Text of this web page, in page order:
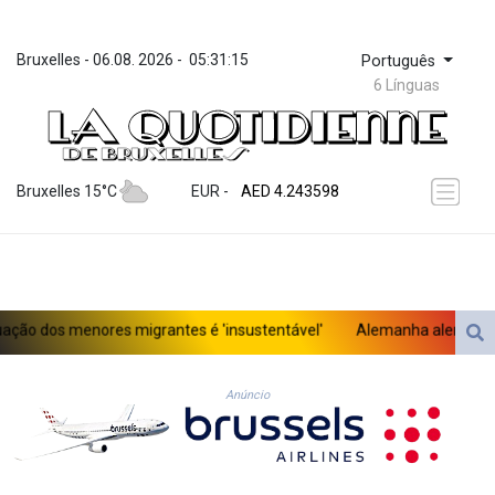
Bruxelles - 06.08. 2026 - 05:31:15 Português
6 Línguas
Bruxelles 15°C EUR -
ZWL 372.073259
AED 4.243598
AFN 76.263586
ARS 1729.009179
AUD 1.63715
AZN 1.965146
BAM 1.957373
BBD 2.326069
BDT 142.954868
dos menores migrantes é 'insustentável' Alemanha alerta para
Anúncio